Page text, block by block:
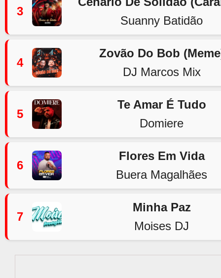
3
Suanny Batidão
4
Zovão Do Bob
DJ Marcos Mix
5
Te Amar É Tudo
Domiere
6
Flores Em Vida
Buera Magalhães
7
Minha Paz
Moises DJ